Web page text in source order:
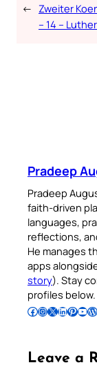
← Zweiter
– 14 –
Pradeep
Pradeep
faith-driven
languages,
reflections,
He manages
apps
story). Stay
profiles below.
Follow Pradeep on Facebook Follow Pradeep on InstagramFollow Pradeep on X Follow Pradeep on LinkedIn Follow Pradeep on Pinterest Subscribe to Pradeep’s Youtube Channel Follow Pradeep on WordPress
Leave a